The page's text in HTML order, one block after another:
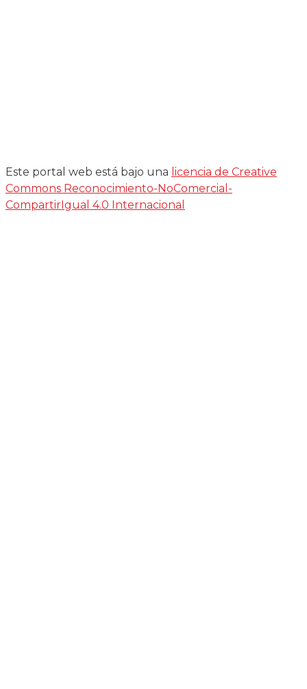
Este portal web está bajo una licencia de Creative
Commons Reconocimiento-NoComercial-
CompartirIgual 4.0 Internacional